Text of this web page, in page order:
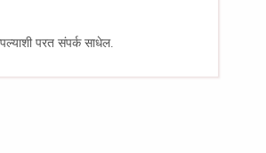
परत संपर्क साधेल.